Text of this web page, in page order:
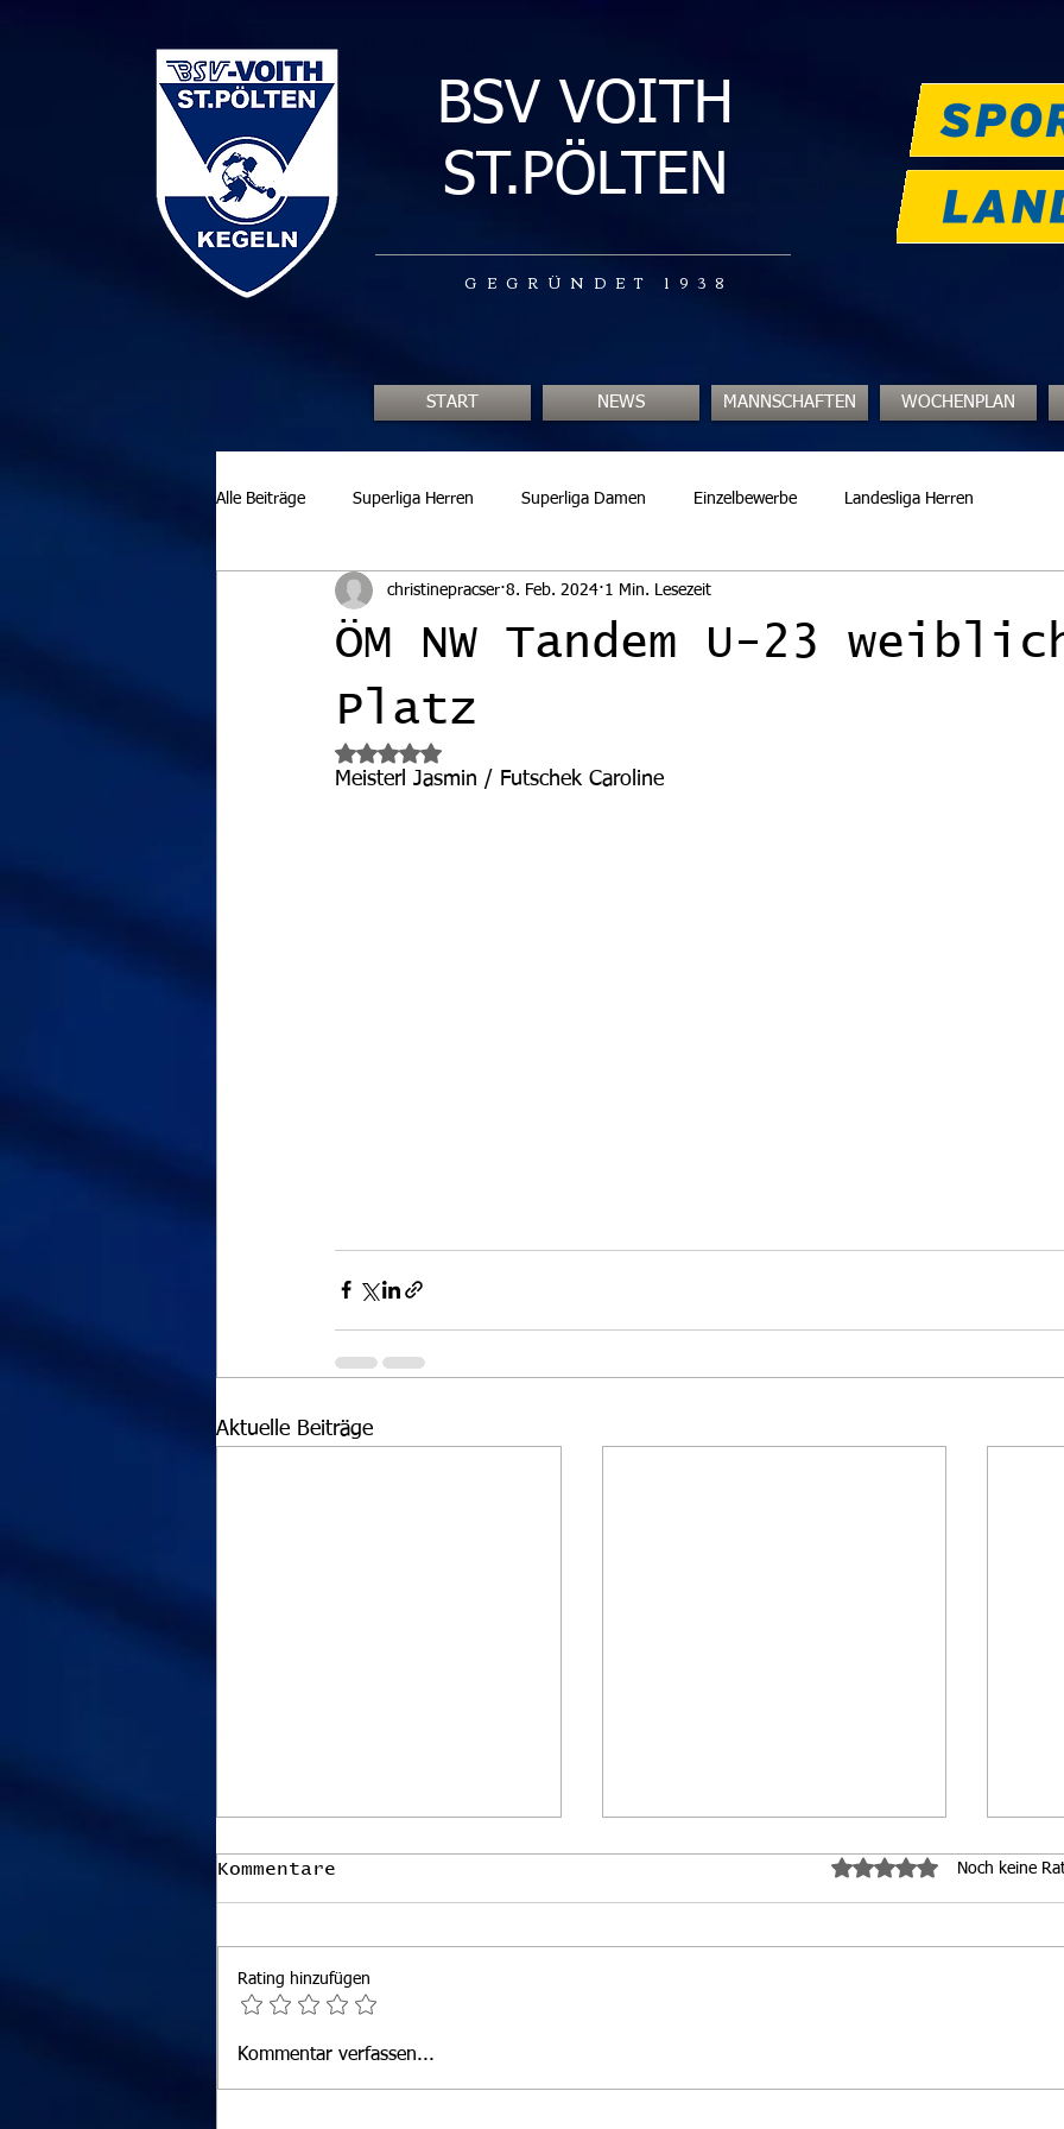
BSV VOITH
ST.PÖLTEN
GEGRÜNDET 1938
START NEWS MANNSCHAFTEN WOCHENPLAN
Alle Beiträge Superliga Herren Superliga Damen Einzelbewerbe Landesliga Herren
ÖM NW Tandem U-23
Platz
christinepracser 8. Feb. 2024 1 Min. Lesezeit
Mit NaN von 5 Sternen bewertet.
Meisterl Jasmin / Futschek Caroline
Aktuelle Beiträge
ÖSTM Einzel Damen und
Kommentare Mit 0 von 5 Sternen
Noch keine
Rating hinzufügen
Kommentar verfassen...